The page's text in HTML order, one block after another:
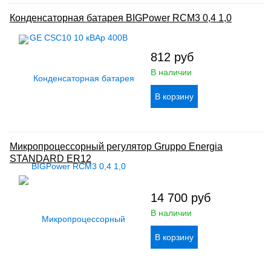
Конденсаторная батарея BIGPower RCM3 0,4 1,0
812 руб
В наличии
Микропроцессорный регулятор Gruppo Energia
STANDARD ER12
14 700 руб
В наличии